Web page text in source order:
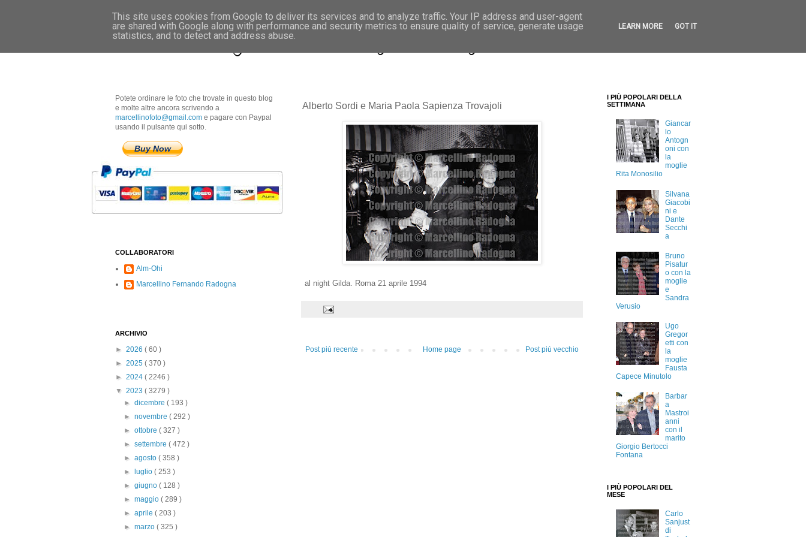
Marcellino Radogna - Fotonotizie per la stampa
Alberto Sordi e Maria Paola Sapienza Trovajoli
al night Gilda. Roma 21 aprile 1994
Post più recente Post più vecchio
Home page
Potete ordinare le foto che trovate in questo blog
e molte altre ancora scrivendo a
marcellinofoto@gmail.com e pagare con Paypal
usando il pulsante qui sotto.
Buy Now
COLLABORATORI
Alm-Ohi
Marcellino Fernando Radogna
ARCHIVIO
► 2026 ( 60 )
► 2025 ( 370 )
► 2024 ( 2246 )
▼ 2023 ( 3279 )
►dicembre( 193 )
►novembre( 292 )
►ottobre( 327 )
►settembre( 472 )
►agosto( 358 )
►
luglio( 253 )
►giugno( 128 )
►maggio( 289 )
►aprile( 203 )
►marzo( 325 )
I PIÙ POPOLARI DELLA
SETTIMANA
Giancar
lo
Antogn
oni con
la
moglie
Rita Monosilio
Silvana
Giacobi
ni e
Dante
Secchi
a
Bruno
Pisatur
o con la
moglie
e
Sandra
Verusio
Ugo
Gregor
etti con
la
moglie
Fausta
Capece Minutolo
Barbar
a
Mastroi
anni
con il
marito
Giorgio Bertocci
Fontana
I PIÙ POPOLARI DEL
MESE
Carlo
Sanjust
di
This site uses cookies from Google to deliver its services and to analyze traffic. Your IP address and user-agent
are shared with Google along with performance and security metrics to ensure quality of service, generate usage
statistics, and to detect and address abuse.
LEARN MORE GOT IT